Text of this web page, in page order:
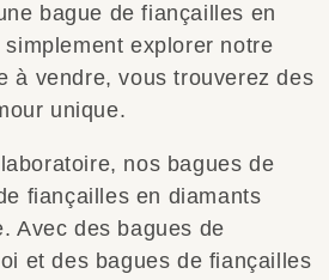
bague de fiançailles en
explorer notre
à vendre, vous trouverez des
unique.
nos bagues de
fiançailles en diamants
Avec des bagues de
et des bagues de fiançailles